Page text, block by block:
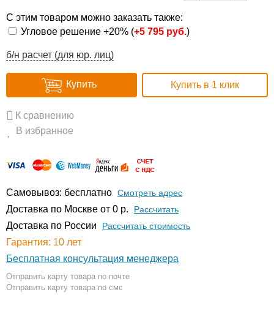
С этим товаром можно заказать также:
Угловое решение +20% (+5 795 руб.)
б/н расчет (для юр. лиц)
Купить Купить в 1 клик
К сравнению
В избранное
Самовывоз: бесплатно Смотреть адрес
Доставка по Москве от 0 р. Расcчитать
Доставка по России Рассчитать стоимость
Гарантия: 10 лет
Бесплатная консультация менеджера
Отправить карту товара по почте
Отправить карту товара по смс